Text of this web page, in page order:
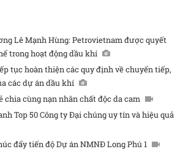
Lê Mạnh Hùng: Petrovietnam được quyết
trong hoạt động dầu khí
tục hoàn thiện các quy định về chuyển tiếp,
các dự án dầu khí
chia cùng nạn nhân chất độc da cam
Top 50 Công ty Đại chúng uy tín và hiệu quả
đẩy tiến độ Dự án NMNĐ Long Phú 1